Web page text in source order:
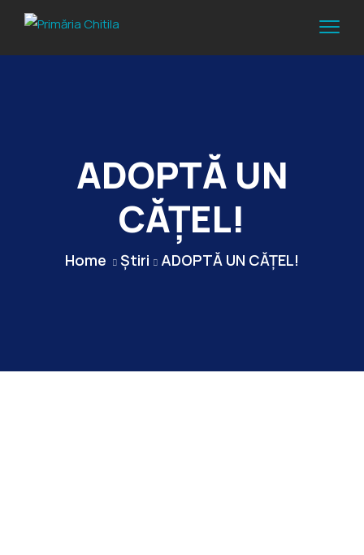
ADOPTĂ UN
CĂȚEL!
Home Știri ADOPTĂ UN CĂȚEL!